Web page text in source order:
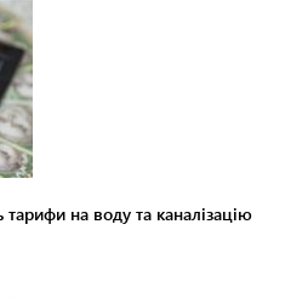
тарифи на воду та каналізацію